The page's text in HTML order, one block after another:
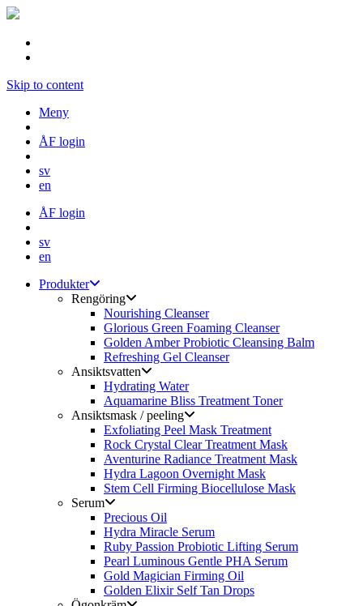
Skip to content
Meny
ÅF login
sv
en
ÅF login
sv
en
Produkter
Rengöring
Nourishing Cleanser
Glorious Green Foaming Cleanser
Golden Amber Probiotic Cleansing Balm
Refreshing Gel Cleanser
Ansiktsvatten
Hydrating Water
Aquamarine Bliss Treatment Toner
Ansiktsmask / peeling
Exfoliating Peel Mask Treatment
Rock Crystal Clear Treatment Mask
Aventurine Radiance Treatment Mask
Hydra Lagoon Overnight Mask
Stem Cell Firming Biocellulose Mask
Serum
Precious Oil
Hydra Miracle Serum
Ruby Passion Probiotic Lifting Serum
Pearl Luminous Gentle PHA Serum
Gold Magician Firming Oil
Golden Elixir Self Tan Drops